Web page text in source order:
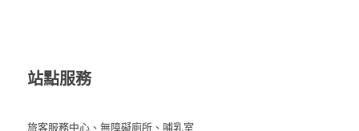
站點服務
旅客服務中心、無障礙廁所、哺乳室